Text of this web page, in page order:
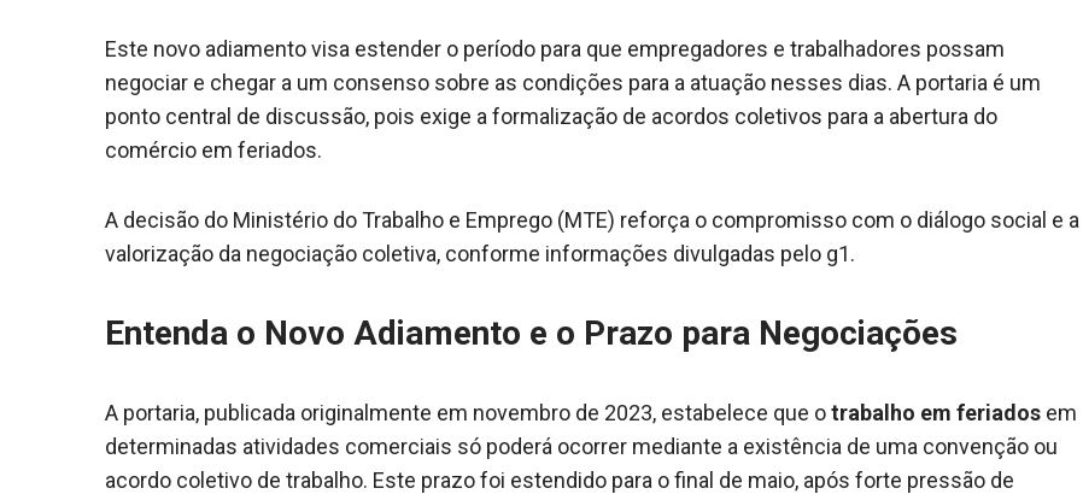
Este novo adiamento visa estender o período para que empregadores e trabalhadores possam
negociar e chegar a um consenso sobre as condições para a atuação nesses dias. A portaria é um
ponto central de discussão, pois exige a formalização de acordos coletivos para a abertura do
comércio em feriados.
A decisão do Ministério do Trabalho e Emprego (MTE) reforça o compromisso com o diálogo social e a
valorização da negociação coletiva, conforme informações divulgadas pelo g1.
Entenda o Novo Adiamento e o Prazo para Negociações
A portaria, publicada originalmente em novembro de 2023, estabelece que otrabalho em feriados em
determinadas atividades comerciais só poderá ocorrer mediante a existência de uma convenção ou
acordo coletivo de trabalho. Este prazo foi estendido para o final de maio, após forte pressão de